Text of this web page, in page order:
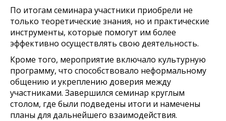
По итогам семинара участники приобрели не
только теоретические знания, но и практические
инструменты, которые помогут им более
эффективно осуществлять свою деятельность.
Кроме того, мероприятие включало культурную
программу, что способствовало неформальному
общению и укреплению доверия между
участниками. Завершился семинар круглым
столом, где были подведены итоги и намечены
планы для дальнейшего взаимодействия.